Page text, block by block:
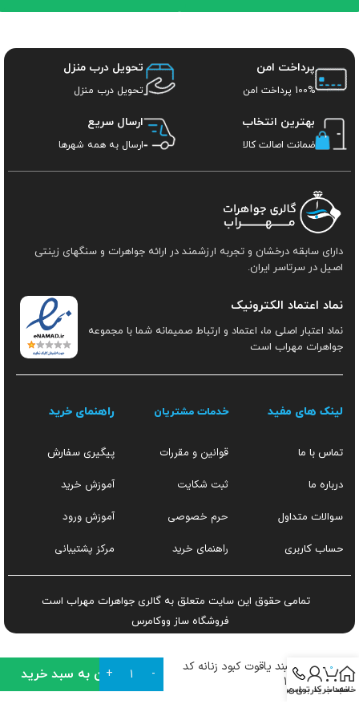
پرداخت امن
100% پرداخت امن
تحویل درب منزل
تحویل درب منزل
بهترین انتخاب
ضمانت اصالت کالا
ارسال سریع
ارسال به همه شهرها
دارای سابقه درخشان و تجربه ارزشمند در ارائه جواهرات و سنگهای زینتی
اصیل در سرتاسر ایران.
نماد اعتماد الکترونیک
نماد اعتبار اصلی ما، اعتماد و ارتباط صمیمانه شما با مجموعه
جواهرات مهراب است
لینک های مفید
تماس با ما
درباره ما
سوالات متداول
حساب کاربری
خدمات مشتریان
قوانین و مقررات
ثبت شکایت
حرم خصوصی
راهنمای خرید
راهنمای خرید
پیگیری سفارش
آموزش خرید
آموزش ورود
مرکز پشتیبانی
تمامی حقوق این سایت متعلق به گالری جواهرات مهراب است
فروشگاه ساز ووکامرس
دستبند یاقوت کبود زنانه کد
۱۴۵۲
افزودن به سبد خرید
خانه
0
سبد خرید
حساب کاربری من
تماس